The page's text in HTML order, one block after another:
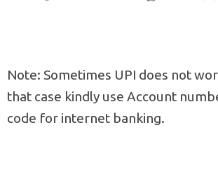
Note: Sometimes UPI does not
that case kindly use Account
code for internet banking.